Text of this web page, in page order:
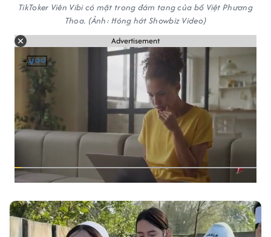
TikToker Viên Vibi có mặt trong đám tang của bố Việt Phương
Thoa. (Ảnh: Hóng hớt Showbiz Video)
Advertisement